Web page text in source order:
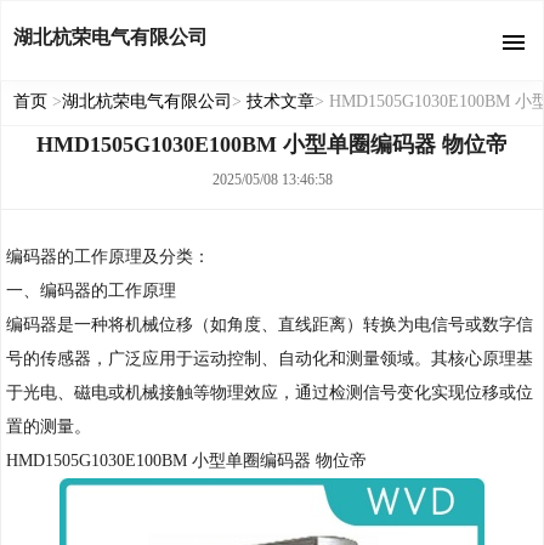
湖北杭荣电气有限公司
首页 >湖北杭荣电气有限公司 > 技术文章> HMD1505G1030E100BM 小
HMD1505G1030E100BM 小型单圈编码器 物位帝
2025/05/08 13:46:58
编码器的工作原理及分类：
一、编码器的工作原理
编码器是一种将机械位移（如角度、直线距离）转换为电信号或数字信
号的传感器，广泛应用于运动控制、自动化和测量领域。其核心原理基
于光电、磁电或机械接触等物理效应，通过检测信号变化实现位移或位
置的测量。
HMD1505G1030E100BM 小型单圈编码器 物位帝